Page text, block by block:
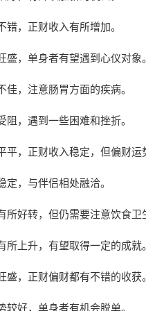
错，正财收入有所增加。
盛，单身者有望遇到心仪对象。
佳，注意肠胃方面的疾病。
阻，遇到一些困难和挫折。
平，正财收入稳定，但偏财运
定，与伴侣相处融洽。
所好转，但仍需要注意饮食卫
所上升，有望取得一定的成就。
盛，正财偏财都有不错的收获。
较好，单身者有机会脱单。